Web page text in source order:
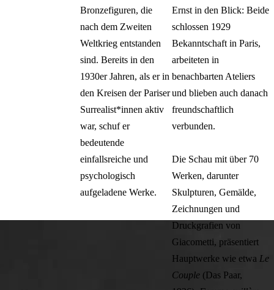
Bronzefiguren, die
nach dem Zweiten
Weltkrieg entstanden
sind. Bereits in den
1930er Jahren, als er in
den Kreisen der Pariser
Surrealist*innen aktiv
war, schuf er
bedeutende
einfallsreiche und
psychologisch
aufgeladene Werke.
Ernst in den Blick: Beide
schlossen 1929
Bekanntschaft in Paris,
arbeiteten in
benachbarten Ateliers
und blieben auch danach
freundschaftlich
verbunden.
Die Schau mit über 70
Werken, darunter
Skulpturen, Gemälde,
Zeichnungen und
Druckgrafien von
Giacometti, präsentiert
Hauptwerke wie etwa Le
Couple (Das Paar,